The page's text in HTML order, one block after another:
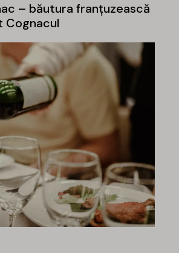
– băutura franțuzească
Cognacul